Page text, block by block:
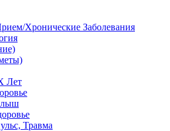
Хронические Заболевания
Лет
Травма